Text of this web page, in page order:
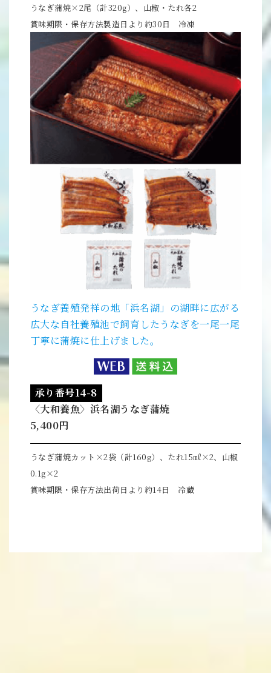
うなぎ蒲焼×2尾（計320g）、山椒・たれ各2
賞味期限・保存方法製造日より約30日 冷凍
うなぎ養殖発祥の地「浜名湖」の湖畔に広がる
広大な自社養殖池で飼育したうなぎを一尾一尾
丁寧に蒲焼に仕上げました。
承り番号14-8
〈大和養魚〉浜名湖うなぎ蒲焼
5,400円
うなぎ蒲焼カット×2袋（計160g）、たれ15㎖×2、山椒
0.1g×2
賞味期限・保存方法出荷日より約14日 冷蔵